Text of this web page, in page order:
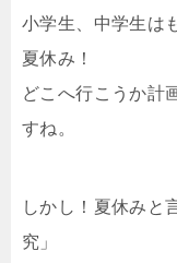
小学生、中学生は
夏休み！
どこへ行こうか計
すね。
しかし！夏休みと
究」